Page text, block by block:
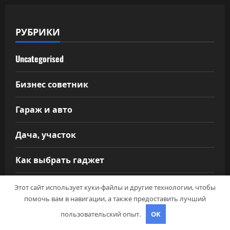
РУБРИКИ
Uncategorised
Бизнес советник
Гараж и авто
Дача, участок
Как выбрать гаджет
Новости плюс
Ремонт и отделка
Этот сайт использует куки-файлы и другие технологии, чтобы
помочь вам в навигации, а также предоставить лучший
пользовательский опыт.
OK